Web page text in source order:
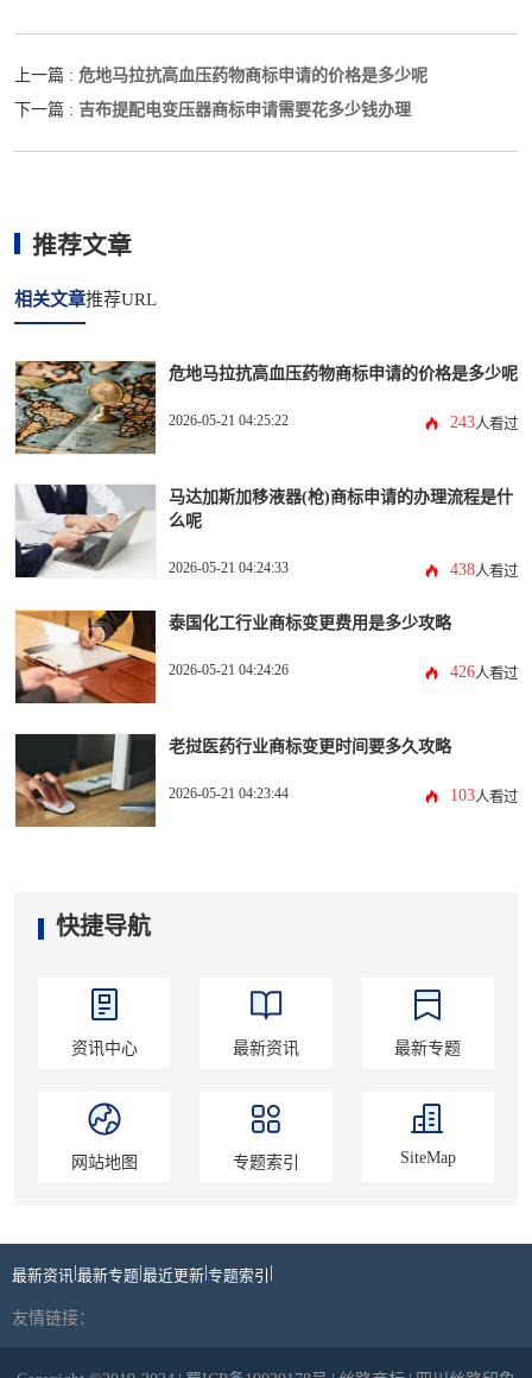
上一篇 : 危地马拉抗高血压药物商标申请的价格是多少呢
下一篇 : 吉布提配电变压器商标申请需要花多少钱办理
推荐文章
相关文章推荐URL
危地马拉抗高血压药物商标申请的价格是多少呢
2026-05-21 04:25:22 243人看过
马达加斯加移液器(枪)商标申请的办理流程是什
么呢
2026-05-21 04:24:33 438人看过
泰国化工行业商标变更费用是多少攻略
2026-05-21 04:24:26 426人看过
老挝医药行业商标变更时间要多久攻略
2026-05-21 04:23:44 103人看过
快捷导航
资讯中心 最新资讯 最新专题
网站地图 专题索引 SiteMap
最新资讯 最新专题 最近更新 专题索引
友情链接：